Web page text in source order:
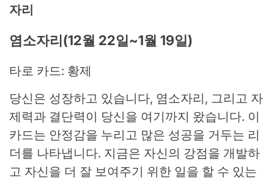
자리
염소자리(12월 22일~1월 19일)
타로 카드: 황제
당신은 성장하고 있습니다, 염소자리, 그리고 자
제력과 결단력이 당신을 여기까지 왔습니다. 이
카드는 안정감을 누리고 많은 성공을 거두는 리
더를 나타냅니다. 지금은 자신의 강점을 개발하
고 자신을 더 잘 보여주기 위한 일을 할 수 있는